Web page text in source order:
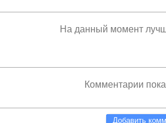
На данный момент
Комментарии пока
Добавить